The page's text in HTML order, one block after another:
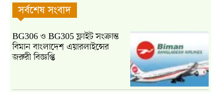
সর্বশেষ সংবাদ
BG306 ও BG305 ফ্লাইট সংক্রান্ত
বিমান বাংলাদেশ এয়ারলাইন্সের
জরুরী বিজ্ঞপ্তি